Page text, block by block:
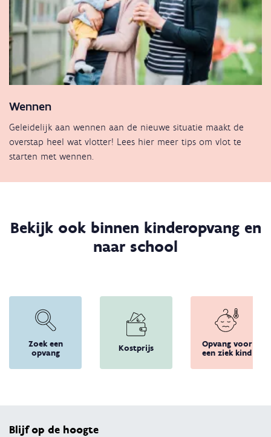
Wennen
Geleidelijk aan wennen aan de nieuwe situatie maakt de
overstap heel wat vlotter! Lees hier meer tips om vlot te
starten met wennen.
Bekijk ook binnen kinderopvang en
naar school
Zoek een
opvang
Kostprijs
Opvang voor
een ziek kind
Blijf op de hoogte